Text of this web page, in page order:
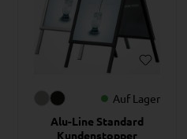
Auf Lager
Alu-Line Standard
Kundenstopper